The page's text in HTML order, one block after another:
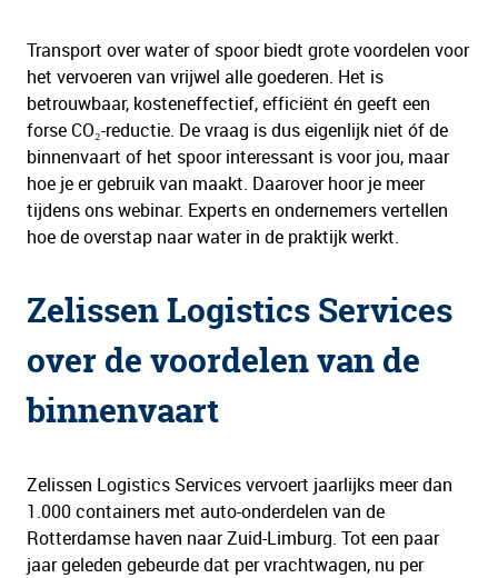
Transport over water of spoor biedt grote voordelen voor
het vervoeren van vrijwel alle goederen. Het is
betrouwbaar, kosteneffectief, efficiënt én geeft een
forse CO₂-reductie. De vraag is dus eigenlijk niet óf de
binnenvaart of het spoor interessant is voor jou, maar
hoe je er gebruik van maakt. Daarover hoor je meer
tijdens ons webinar. Experts en ondernemers vertellen
hoe de overstap naar water in de praktijk werkt.
Zelissen Logistics Services
over de voordelen van de
binnenvaart
Zelissen Logistics Services vervoert jaarlijks meer dan
1.000 containers met auto-onderdelen van de
Rotterdamse haven naar Zuid-Limburg. Tot een paar
jaar geleden gebeurde dat per vrachtwagen, nu per